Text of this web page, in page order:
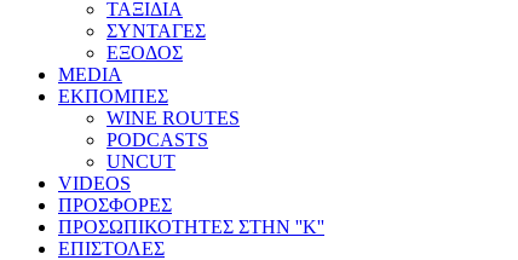
ΤΑΞΙΔΙΑ
ΣΥΝΤΑΓΕΣ
ΕΞΟΔΟΣ
MEDIA
ΕΚΠΟΜΠΕΣ
WINE ROUTES
PODCASTS
UNCUT
VIDEOS
ΠΡΟΣΦΟΡΕΣ
ΠΡΟΣΩΠΙΚΟΤΗΤΕΣ ΣΤΗΝ ''Κ''
ΕΠΙΣΤΟΛΕΣ